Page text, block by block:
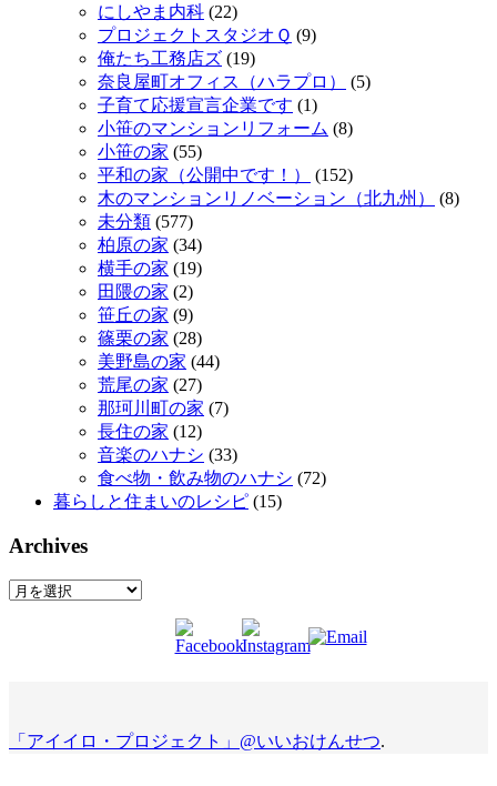
にしやま内科 (22)
プロジェクトスタジオＱ (9)
俺たち工務店ズ (19)
奈良屋町オフィス（ハラプロ）
(5)
子育て応援宣言企業です (1)
小笹のマンションリフォーム (8)
小笹の家 (55)
平和の家（公開中です！）
(152)
木のマンションリノベーション（北九州）
(8)
未分類 (577)
柏原の家 (34)
横手の家 (19)
田隈の家 (2)
笹丘の家 (9)
篠栗の家 (28)
美野島の家 (44)
荒尾の家 (27)
那珂川町の家 (7)
長住の家 (12)
音楽のハナシ (33)
食べ物・飲み物のハナシ (72)
暮らしと住まいのレシピ (15)
Archives
Archives
「アイイロ・プロジェクト」@いいおけんせつ.